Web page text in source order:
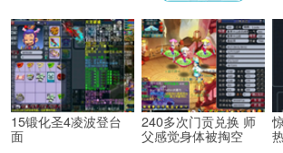
15锻化圣4凌波登台
面
240多次门贡兑换 师
父感觉身体被掏空